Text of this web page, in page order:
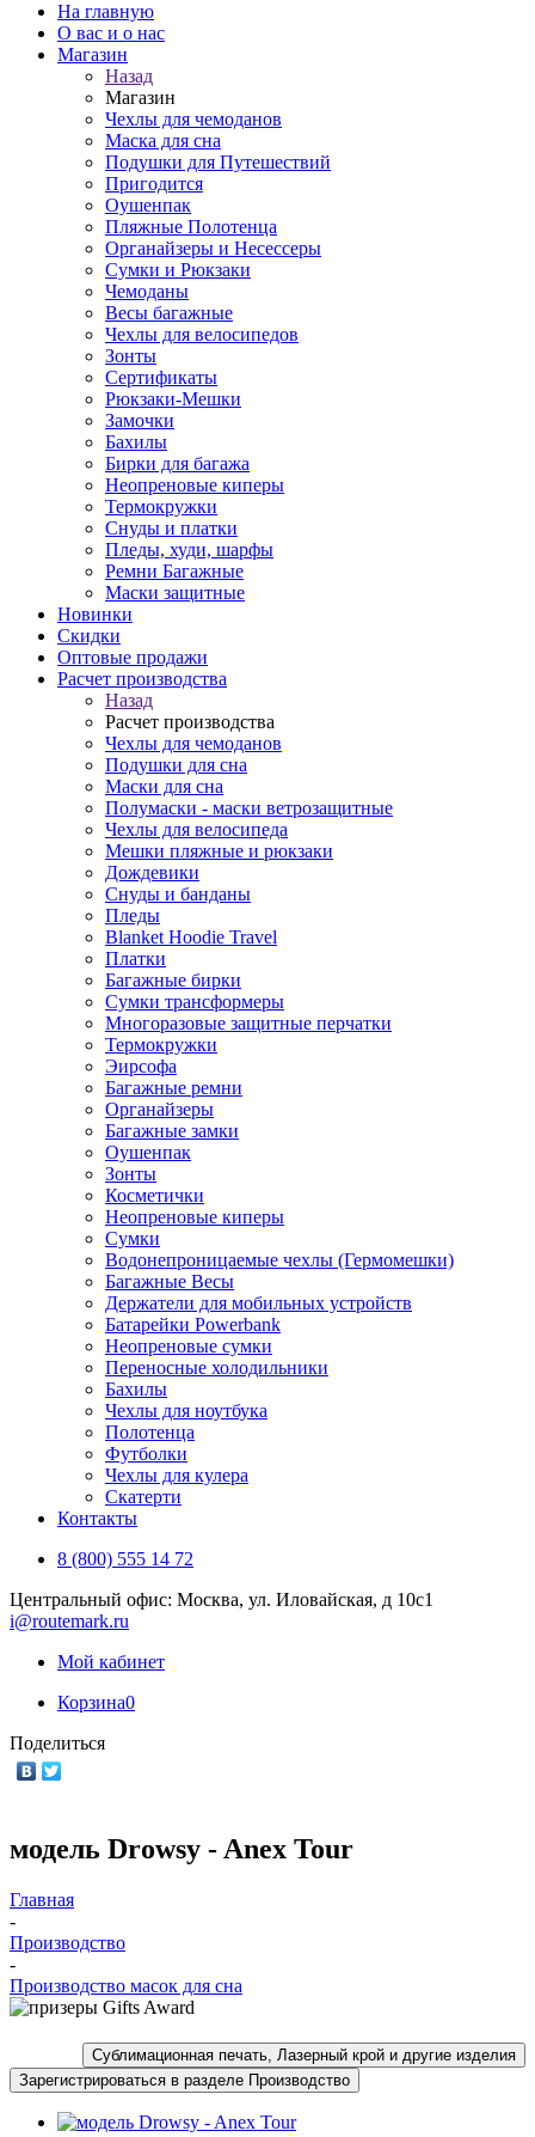
На главную
О вас и о нас
Магазин
Назад
Магазин
Чехлы для чемоданов
Маска для сна
Подушки для Путешествий
Пригодится
Оушенпак
Пляжные Полотенца
Органайзеры и Несессеры
Сумки и Рюкзаки
Чемоданы
Весы багажные
Чехлы для велосипедов
Зонты
Сертификаты
Рюкзаки-Мешки
Замочки
Бахилы
Бирки для багажа
Неопреновые киперы
Термокружки
Снуды и платки
Пледы, худи, шарфы
Ремни Багажные
Маски защитные
Новинки
Скидки
Оптовые продажи
Расчет производства
Назад
Расчет производства
Чехлы для чемоданов
Подушки для сна
Маски для сна
Полумаски - маски ветрозащитные
Чехлы для велосипеда
Мешки пляжные и рюкзаки
Дождевики
Снуды и банданы
Пледы
Blanket Hoodie Travel
Платки
Багажные бирки
Сумки трансформеры
Многоразовые защитные перчатки
Термокружки
Эирсофа
Багажные ремни
Органайзеры
Багажные замки
Оушенпак
Зонты
Косметички
Неопреновые киперы
Сумки
Водонепроницаемые чехлы (Гермомешки)
Багажные Весы
Держатели для мобильных устройств
Батарейки Powerbank
Неопреновые сумки
Переносные холодильники
Бахилы
Чехлы для ноутбука
Полотенца
Футболки
Чехлы для кулера
Скатерти
Контакты
8 (800) 555 14 72
Центральный офис: Москва, ул. Иловайская, д 10с1
i@routemark.ru
Мой кабинет
Корзина0
Поделиться
модель Drowsy - Anex Tour
Главная
-
Производство
-
Производство масок для сна
Сублимационная печать, Лазерный крой и другие изделия
Зарегистрироваться в разделе Производство